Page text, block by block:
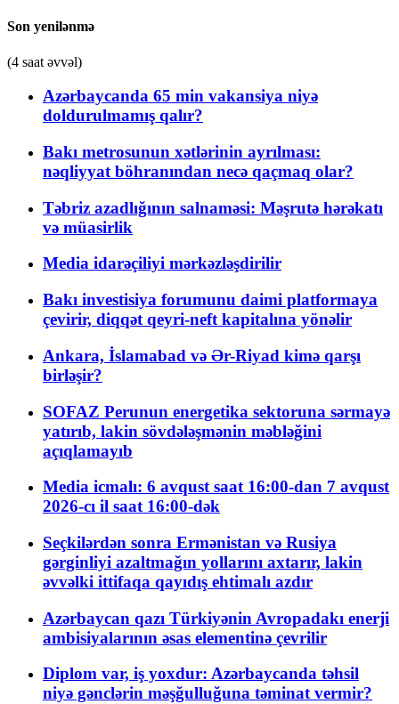
Son yenilənmə
(4 saat əvvəl)
Azərbaycanda 65 min vakansiya niyə
doldurulmamış qalır?
Bakı metrosunun xətlərinin ayrılması:
nəqliyyat böhranından necə qaçmaq olar?
Təbriz azadlığının salnaməsi: Məşrutə hərəkatı
və müasirlik
Media idarəçiliyi mərkəzləşdirilir
Bakı investisiya forumunu daimi platformaya
çevirir, diqqət qeyri-neft kapitalına yönəlir
Ankara, İslamabad və Ər-Riyad kimə qarşı
birləşir?
SOFAZ Perunun energetika sektoruna sərmayə
yatırıb, lakin sövdələşmənin məbləğini
açıqlamayıb
Media icmalı: 6 avqust saat 16:00-dan 7 avqust
2026-cı il saat 16:00-dək
Seçkilərdən sonra Ermənistan və Rusiya
gərginliyi azaltmağın yollarını axtarır, lakin
əvvəlki ittifaqa qayıdış ehtimalı azdır
Azərbaycan qazı Türkiyənin Avropadakı enerji
ambisiyalarının əsas elementinə çevrilir
Diplom var, iş yoxdur: Azərbaycanda təhsil
niyə gənclərin məşğulluğuna təminat vermir?